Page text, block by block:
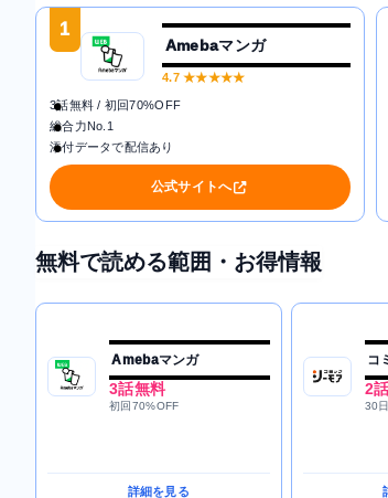
1
Amebaマンガ
4.7★★★★★
3話無料 / 初回70%OFF
総合力No.1
添付データで配信あり
公式サイトへ
無料で読める範囲・お得情報
Amebaマンガ
3話無料
初回70%OFF
詳細を見る
コ
2
30